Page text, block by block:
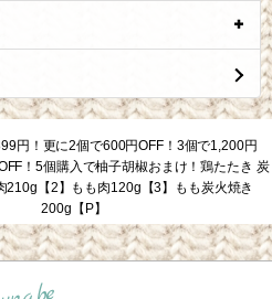
円！更に2個で600円OFF！3個で1,200円
！5個購入で柚子胡椒おまけ！鶏たたき 炭
210g【2】もも肉120g【3】もも炭火焼き
200g【P】